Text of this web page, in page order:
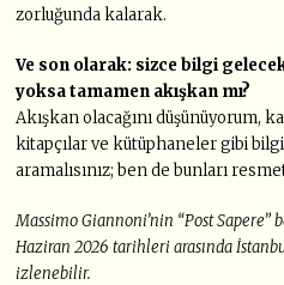
zorluğunda kalarak.
Ve son olarak: sizce bilgi
yoksa tamamen akışkan mı?
Akışkan olacağını düşünüyorum,
kitapçılar ve kütüphaneler gibi
aramalısınız; ben de bunları
Massimo Giannoni’nin “Post Sapere”
Haziran 2026 tarihleri arasında
izlenebilir.